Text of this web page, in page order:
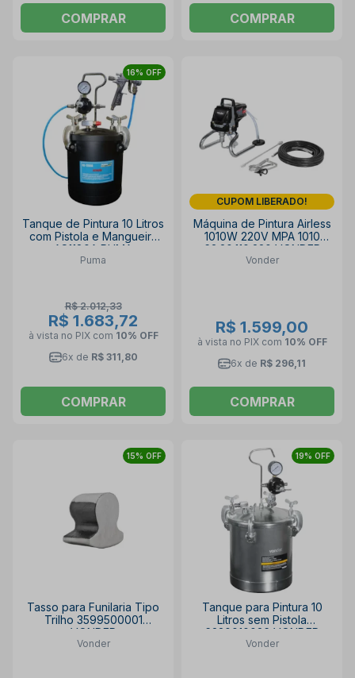
COMPRAR COMPRAR
16% OFF
Tanque de Pintura 10 Litros
com Pistola e Mangueira
AS1180A PUMA
Puma
R$ 2.012,33
R$ 1.683,72
à vista no PIX com 10% OFF
6x de R$ 311,80
COMPRAR
CUPOM LIBERADO!
Máquina de Pintura Airless
1010W 220V MPA 1010
62.20.110.220 VONDER
Vonder
R$ 1.599,00
à vista no PIX com 10% OFF
6x de R$ 296,11
COMPRAR
15% OFF
Tasso para Funilaria Tipo
Trilho 3599500001
VONDER
Vonder
19% OFF
Tanque para Pintura 10
Litros sem Pistola
6220010026 VONDER
Vonder